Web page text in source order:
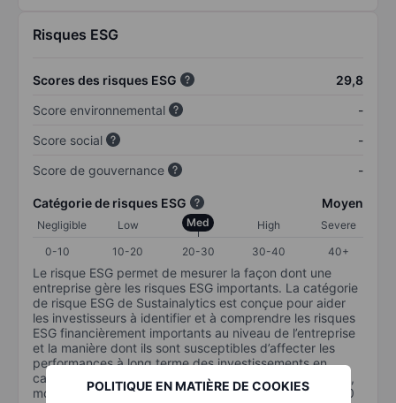
POLITIQUE EN MATIÈRE DE COOKIES
Risques ESG
Scores des risques ESG
29,8
Score environnemental
-
Score social
-
Score de gouvernance
-
Catégorie de risques ESG Moyen
Negligible Low Med High
Severe
0-10
10-20 20-30 30-40 40+
Le risque ESG permet de mesurer la façon dont une
entreprise gère les risques ESG importants. La catégorie
de risque ESG de Sustainalytics est conçue pour aider
les investisseurs à identifier et à comprendre les risques
ESG financièrement importants au niveau de l’entreprise
et la manière dont ils sont susceptibles d’affecter les
performances à long terme des investissements en
capital. L’échelle va de 0 à 100. Plus le risque est faible,
moins il est important (0 équivaut à aucun risque et 100